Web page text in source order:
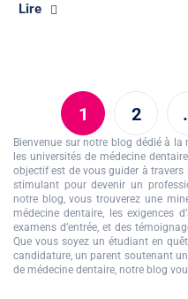
Lire
1 2
Bienvenue sur notre blog dédié à
les universités de médecine
objectif est de vous guider à
stimulant pour devenir un
notre blog, vous trouverez une
médecine dentaire, les exigences
examens d’entrée, et des
Que vous soyez un étudiant en
candidature, un parent soutenant
de médecine dentaire, notre blog